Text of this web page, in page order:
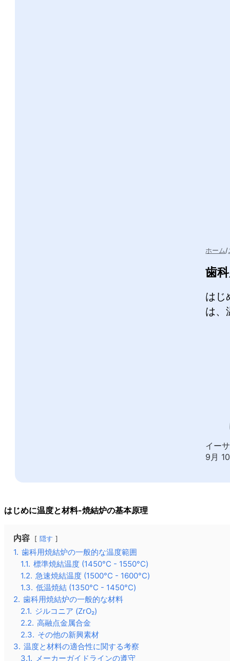
ホーム
歯
はじ
は、
イー
9月
はじめに温度と材料-焼結炉の基本原理
内容 隠す
1. 歯科用焼結炉の一般的な温度範囲
1.1. 標準焼結温度 (1450°C - 1550°C)
1.2. 急速焼結温度 (1500°C - 1600°C)
1.3. 低温焼結 (1350°C - 1450°C)
2. 歯科用焼結炉の一般的な材料
2.1. ジルコニア (ZrO₂)
2.2. 高融点金属合金
2.3. その他の新興素材
3. 温度と材料の適合性に関する考察
3.1. メーカーガイドラインの遵守